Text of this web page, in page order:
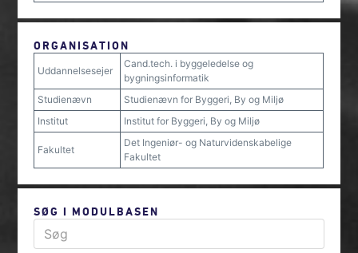
ORGANISATION
Uddannelsesejer
Cand.tech. i byggeledelse og
bygningsinformatik
Studienævn
Studienævn for Byggeri, By og Miljø
Institut
Institut for Byggeri, By og Miljø
Fakultet
Det Ingeniør- og Naturvidenskabelige
Fakultet
SØG I MODULBASEN